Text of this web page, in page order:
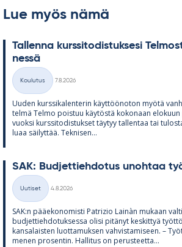
Lue myös nämä
Tal­lenna kurs­si­to­dis­tuk­sesi
nessä
Kategoriat
Koulutus
7.8.2026
Uu­den kurs­si­ka­len­te­rin käyt­töö­no­ton myötä
telmä Telmo pois­tuu käy­töstä ko­ko­naan
vuoksi kurs­si­to­dis­tuk­set täy­tyy tal­len­taa tai
luaa säi­lyt­tää. Tek­ni­sen...
SAK: Bud­jet­tieh­do­tus unoh­taa
Kategoriat
Uutiset
4.8.2026
SAK:n pää­e­ko­no­misti Pat­rizio Lainàn mu­kaan
bud­jet­tieh­do­tuk­sessa olisi pi­tä­nyt kes­kit­tyä
kan­sa­lais­ten luot­ta­muk­sen vah­vis­ta­mi­seen. –
me­nen pro­sen­tin. Hal­li­tus on pe­rus­teetta...